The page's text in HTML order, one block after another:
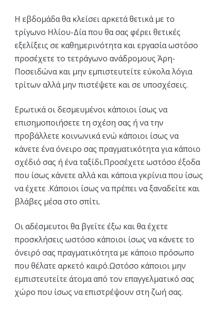
Η εβδομάδα θα κλείσει αρκετά θετικά με το
τρίγωνο Ηλίου-Δία που θα σας φέρει θετικές
εξελίξεις σε καθημερινότητα και εργασία ωστόσο
προσέχετε το τετράγωνο ανάδρομους Άρη-
Ποσειδώνα και μην εμπιστευτείτε εύκολα λόγια
τρίτων αλλά μην πιστέψετε και σε υποσχέσεις.
Ερωτικά οι δεσμευμένοι κάποιοι ίσως να
επισημοποιήσετε τη σχέση σας ή να την
προβάλλετε κοινωνικά ενώ κάποιοι ίσως να
κάνετε ένα όνειρο σας πραγματικότητα για κάποιο
σχέδιό σας ή ένα ταξίδι.Προσέχετε ωστόσο έξοδα
που ίσως κάνετε αλλά και κάποια γκρίνια που ίσως
να έχετε .Κάποιοι ίσως να πρέπει να ξαναδείτε και
βλάβες μέσα στο σπίτι.
Οι αδέσμευτοι θα βγείτε έξω και θα έχετε
προσκλήσεις ωστόσο κάποιοι ίσως να κάνετε το
όνειρό σας πραγματικότητα με κάποιο πρόσωπο
που θέλατε αρκετό καιρό.Ωστόσο κάποιοι μην
εμπιστευτείτε άτομα από τον επαγγελματικό σας
χώρο που ίσως να επιστρέψουν στη ζωή σας.